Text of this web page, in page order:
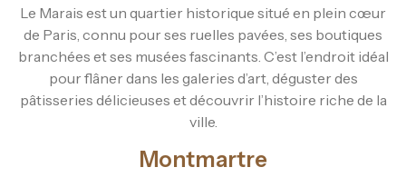
Le Marais est un quartier historique situé en plein cœur
de Paris, connu pour ses ruelles pavées, ses boutiques
branchées et ses musées fascinants. C’est l’endroit idéal
pour flâner dans les galeries d’art, déguster des
pâtisseries délicieuses et découvrir l’histoire riche de la
ville.
Montmartre